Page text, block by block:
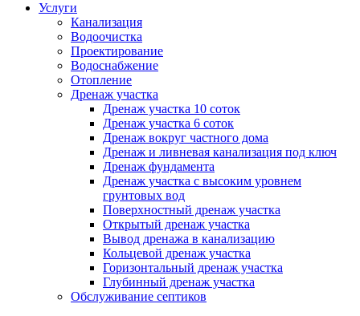
Услуги
Канализация
Водоочистка
Проектирование
Водоснабжение
Отопление
Дренаж участка
Дренаж участка 10 соток
Дренаж участка 6 соток
Дренаж вокруг частного дома
Дренаж и ливневая канализация под ключ
Дренаж фундамента
Дренаж участка с высоким уровнем
грунтовых вод
Поверхностный дренаж участка
Открытый дренаж участка
Вывод дренажа в канализацию
Кольцевой дренаж участка
Горизонтальный дренаж участка
Глубинный дренаж участка
Обслуживание септиков